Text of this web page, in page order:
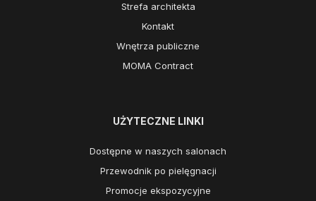
Strefa architekta
Kontakt
Wnętrza publiczne
MOMA Contract
UŻYTECZNE LINKI
Dostępne w naszych salonach
Przewodnik po pielęgnacji
Promocje ekspozycyjne